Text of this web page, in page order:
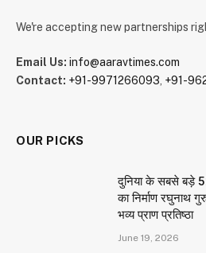
We're accepting new partnerships
Email Us: info@aaravtimes.com
Contact: +91-9971266093, +91-
OUR PICKS
दुनिया के सबसे बड़े
का निर्माण रघुनाथ
भव्य प्राण प्रतिष्ठा
June 19, 2026